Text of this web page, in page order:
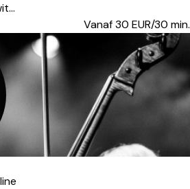
Vanaf 30 EUR/30 min.